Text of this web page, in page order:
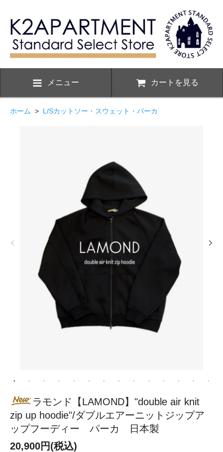
メニュー カートを見る
ホーム > L/Sカットソー・スウェット・パーカ
ラモンド【LAMOND】"double air knit
zip up hoodie"/ダブルエアーニットジップア
ップフーディー パーカ 日本製
20,900円(税込)